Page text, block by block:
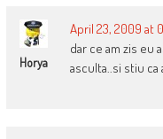
Horya
April 23, 2009 at
dar ce am zis eu
asculta..si stiu